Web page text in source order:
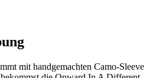
mit handgemachten Camo-Sleeve